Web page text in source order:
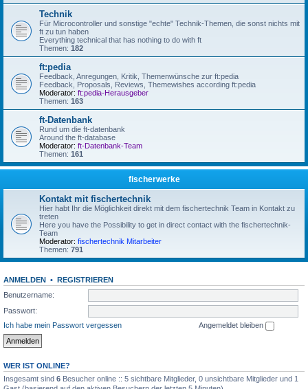
Technik
Für Microcontroller und sonstige "echte" Technik-Themen, die sonst nichts mit
ft zu tun haben
Everything technical that has nothing to do with ft
Themen: 182
ft:pedia
Feedback, Anregungen, Kritik, Themenwünsche zur ft:pedia
Feedback, Proposals, Reviews, Themewishes according ft:pedia
Moderator: ft:pedia-Herausgeber
Themen: 163
ft-Datenbank
Rund um die ft-datenbank
Around the ft-database
Moderator: ft-Datenbank-Team
Themen: 161
fischerwerke
Kontakt mit fischertechnik
Hier habt Ihr die Möglichkeit direkt mit dem fischertechnik Team in Kontakt zu
treten
Here you have the Possibility to get in direct contact with the fischertechnik-
Team
Moderator: fischertechnik Mitarbeiter
Themen: 791
ANMELDEN • REGISTRIEREN
Benutzername:
Passwort:
Ich habe mein Passwort vergessen
Angemeldet bleiben
WER IST ONLINE?
Insgesamt sind 6 Besucher online :: 5 sichtbare Mitglieder, 0 unsichtbare Mitglieder und 1